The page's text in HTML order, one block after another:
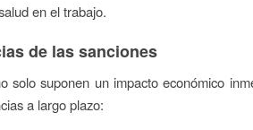
en el trabajo.
de las sanciones
solo suponen un impacto económico
a largo plazo: